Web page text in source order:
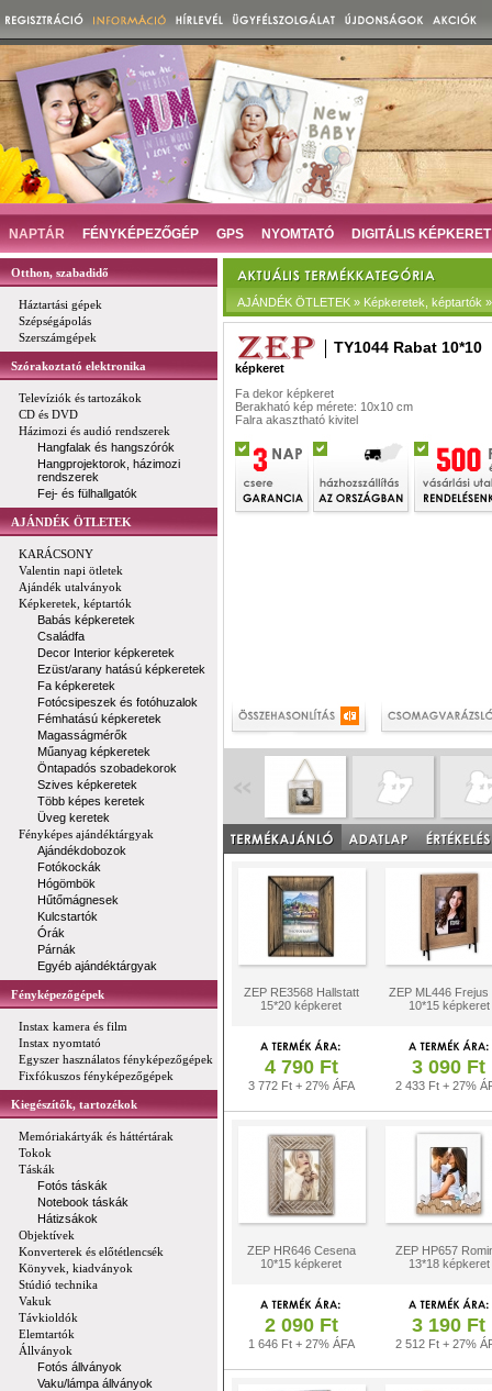
NAPTÁR FÉNYKÉPEZŐGÉP GPS NYOMTATÓ DIGITÁLIS KÉPKERET
Otthon, szabadidő
Háztartási gépek
Szépségápolás
Szerszámgépek
Szórakoztató elektronika
Televíziók és tartozákok
CD és DVD
Házimozi és audió rendszerek
Hangfalak és hangszórók
Hangprojektorok, házimozi
rendszerek
Fej- és fülhallgatók
AJÁNDÉK ÖTLETEK
KARÁCSONY
Valentin napi ötletek
Ajándék utalványok
Képkeretek, képtartók
Babás képkeretek
Családfa
Decor Interior képkeretek
Ezüst/arany hatású képkeretek
Fa képkeretek
Fotócsipeszek és fotóhuzalok
Fémhatású képkeretek
Magasságmérők
Műanyag képkeretek
Öntapadós szobadekorok
Szives képkeretek
Több képes keretek
Üveg keretek
Fényképes ajándéktárgyak
Ajándékdobozok
Fotókockák
Hógömbök
Hűtőmágnesek
Kulcstartók
Órák
Párnák
Egyéb ajándéktárgyak
Fényképezőgépek
Instax kamera és film
Instax nyomtató
Egyszer használatos fényképezőgépek
Fixfókuszos fényképezőgépek
Kiegészítők, tartozékok
Memóriakártyák és háttértárak
Tokok
Táskák
Fotós táskák
Notebook táskák
Hátizsákok
Objektívek
Konverterek és előtétlencsék
Könyvek, kiadványok
Stúdió technika
Vakuk
Távkioldók
Elemtartók
Állványok
Fotós állványok
Vaku/lámpa állványok
AJÁNDÉK ÖTLETEK » Képkeretek, képtartók
TY1044 Rabat 10*10
képkeret
Fa dekor képkeret
Berakható kép mérete: 10x10 cm
Falra akasztható kivitel
ZEP RE3568 Hallstatt
15*20 képkeret
ZEP ML446 Frejus
10*15 képkeret
4 790 Ft
3 772 Ft + 27% ÁFA
3 090 Ft
2 433 Ft + 27%
ZEP HR646 Cesena
10*15 képkeret
ZEP HP657
13*18 képkeret
2 090 Ft
1 646 Ft + 27% ÁFA
3 190 Ft
2 512 Ft + 27%